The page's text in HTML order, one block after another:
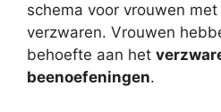
schema voor vrouwen
verzwaren. Vrouwen
behoefte aan het
beenoefeningen.